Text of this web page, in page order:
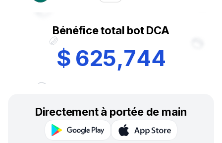
Bénéfice total bot DCA
$ 625,744
Directement à portée de main